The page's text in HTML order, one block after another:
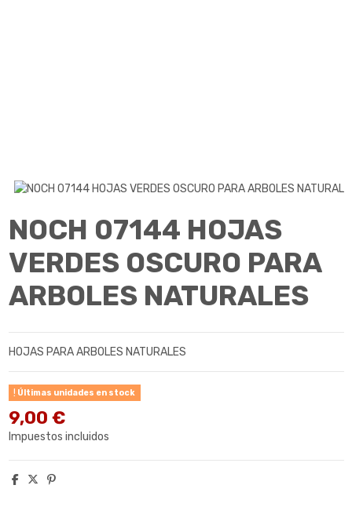
NOCH 07144 HOJAS
VERDES OSCURO PARA
ARBOLES NATURALES
HOJAS PARA ARBOLES NATURALES
Últimas unidades en stock
9,00 €
Impuestos incluidos